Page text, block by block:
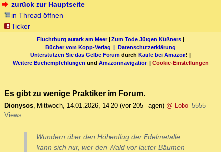
zurück zur Hauptseite
in Thread öffnen
Ticker
Fluchtburg autark am Meer| Zum Tode Jürgen Küßners |
Bücher vom Kopp-Verlag | Datenschutzerklärung
Unterstützen Sie das Gelbe Forum durch Käufe bei Amazon! |
Weitere Buchempfehlungen und Amazonnavigation | Cookie-Einstellungen
Es gibt zu wenige Praktiker im Forum.
Dionysos, Mittwoch, 14.01.2026, 14:20 (vor 205 Tagen) @ Lobo 5555
Views
Wundern über den Höhenflug der Edelmetalle
kann sich nur, wer den Wald vor lauter Bäumen